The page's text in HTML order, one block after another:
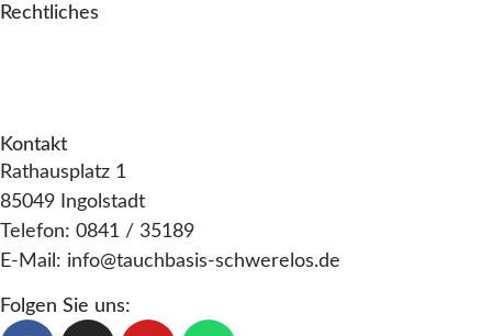
Rechtliches
Kontakt
Rathausplatz 1
85049 Ingolstadt
Telefon: 0841 / 35189
E-Mail: info@tauchbasis-schwerelos.de
Folgen Sie uns: